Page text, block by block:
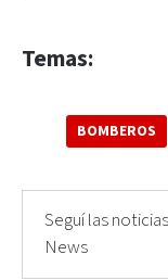
Temas:
BOMBEROS
Seguí las
News